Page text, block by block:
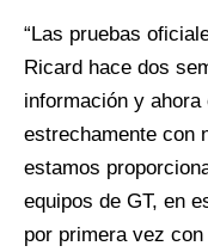
“Las pruebas
Ricard hace dos
información y
estrechamente con
estamos
equipos de GT, en
por primera vez